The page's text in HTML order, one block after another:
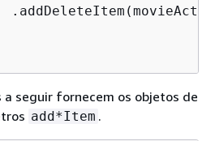
seguir fornecem os objetos de
add*Item .